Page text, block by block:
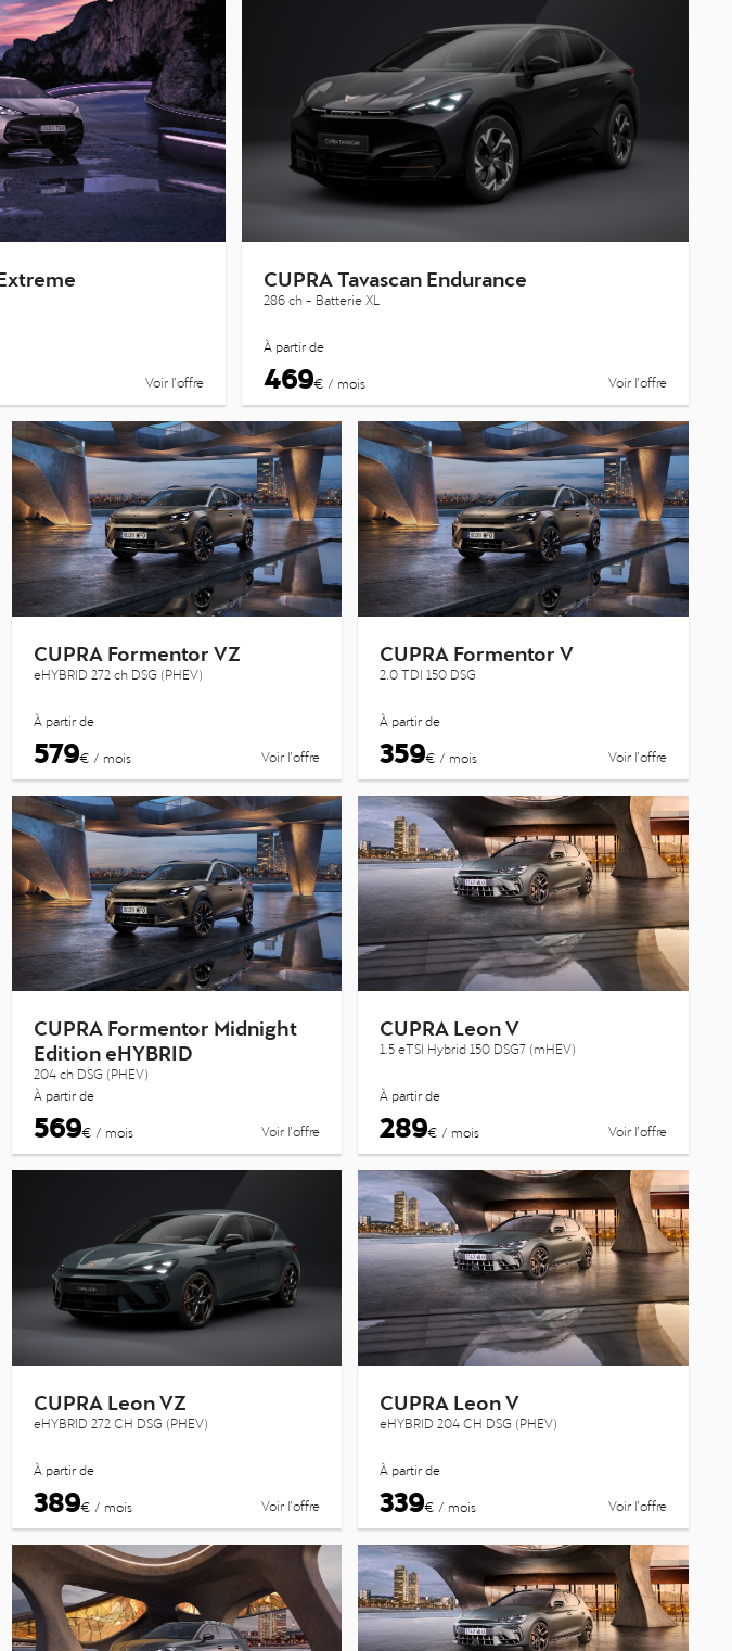
Voir l’offre
CUPRA Tavascan Endurance
286 ch - Batterie XL
À partir de
469€ / mois Voir l’offre
CUPRA Formentor VZ
eHYBRID 272 ch DSG (PHEV)
À partir de
579€ / mois Voir l’offre
CUPRA Formentor V
2.0 TDI 150 DSG
À partir de
359€ / mois Voir l’offre
CUPRA Formentor Midnight
Edition eHYBRID
204 ch DSG (PHEV)
À partir de
569€ / mois Voir l’offre
CUPRA Leon V
1.5 eTSI Hybrid 150 DSG7 (mHEV)
À partir de
289€ / mois Voir l’offre
CUPRA Leon VZ
eHYBRID 272 CH DSG (PHEV)
À partir de
389€ / mois Voir l’offre
CUPRA Leon V
eHYBRID 204 CH DSG (PHEV)
À partir de
339€ / mois Voir l’offre